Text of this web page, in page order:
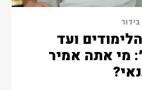
בידור
ועד
מי אתה אמיר